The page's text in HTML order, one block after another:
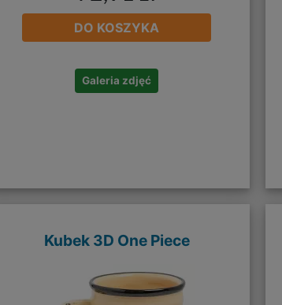
DO KOSZYKA
Galeria zdjęć
Kubek 3D One Piece